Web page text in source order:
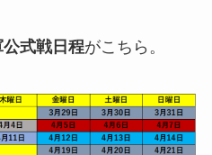
式戦日程がこちら。